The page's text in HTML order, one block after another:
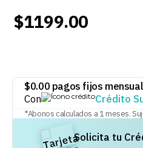
8
9
$1199.00
$0.00 pagos fijos
Con
Crédito
*Abonos calculados a1meses.
Solicita tu